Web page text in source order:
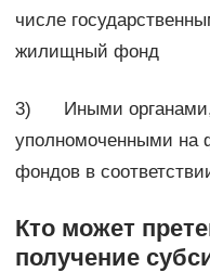
числе
жилищный фонд
3) Иными органами,
уполномоченными
фондов в
Кто может
получение